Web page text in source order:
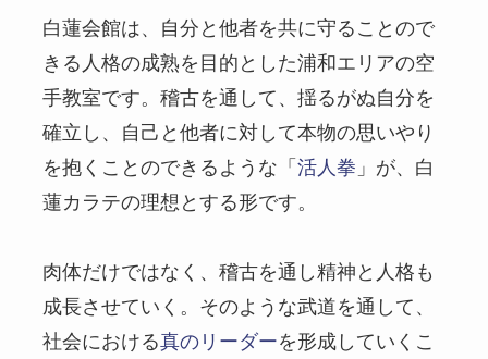
白蓮会館は、自分と他者を共に守ることので
きる人格の成熟を目的とした浦和エリアの空
手教室です。稽古を通して、揺るがぬ自分を
確立し、自己と他者に対して本物の思いやり
を抱くことのできるような「活人拳 」が、白
蓮カラテの理想とする形です。
肉体だけではなく、稽古を通し精神と人格も
成長させていく。そのような武道を通して、
社会における真のリーダーを形成していくこ